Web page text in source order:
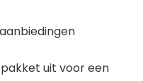
uit voor een